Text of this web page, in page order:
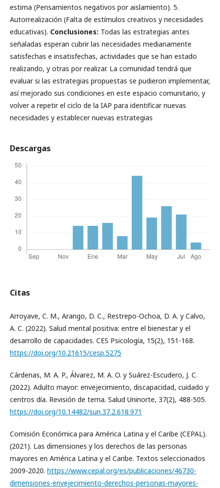
estima (Pensamientos negativos por aislamiento). 5.
Autorrealización (Falta de estímulos creativos y necesidades
educativas). Conclusiones: Todas las estrategias antes
señaladas esperan cubrir las necesidades medianamente
satisfechas e insatisfechas, actividades que se han estado
realizando, y otras por realizar. La comunidad tendrá que
evaluar si las estrategias propuestas se pudieron implementar,
así mejorado sus condiciones en este espacio comunitario, y
volver a repetir el ciclo de la IAP para identificar nuevas
necesidades y establecer nuevas estrategias
Descargas
Citas
Arroyave, C. M., Arango, D. C., Restrepo-Ochoa, D. A. y Calvo,
A. C. (2022). Salud mental positiva: entre el bienestar y el
desarrollo de capacidades. CES Psicología, 15(2), 151-168.
https://doi.org/10.21615/cesp.5275
Cárdenas, M. A. P., Álvarez, M. A. O. y Suárez-Escudero, J. C.
(2022). Adulto mayor: envejecimiento, discapacidad, cuidado y
centros día. Revisión de tema. Salud Uninorte, 37(2), 488-505.
https://doi.org/10.14482/sun.37.2.618.971
Comisión Económica para América Latina y el Caribe (CEPAL).
(2021). Las dimensiones y los derechos de las personas
mayores en América Latina y el Caribe. Textos seleccionados
2009-2020. https://www.cepal.org/es/publicaciones/46730-
dimensiones-envejecimiento-derechos-personas-mayores-